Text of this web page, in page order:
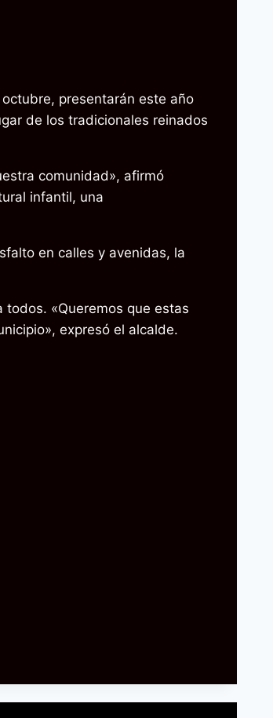
presentarán este año
de los tradicionales reinados
comunidad», afirmó
infantil, una
en calles y avenidas, la
«Queremos que estas
expresó el alcalde.